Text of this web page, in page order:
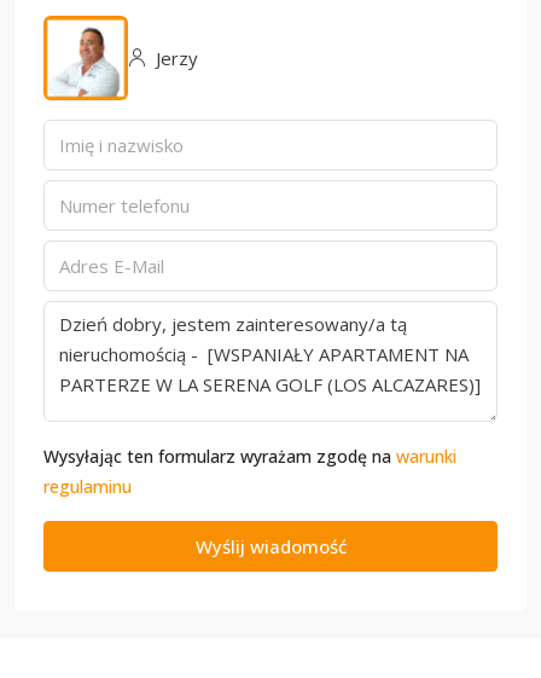
Jerzy
Wysyłając ten formularz wyrażam zgodę na warunki
regulaminu
Wyślij wiadomość